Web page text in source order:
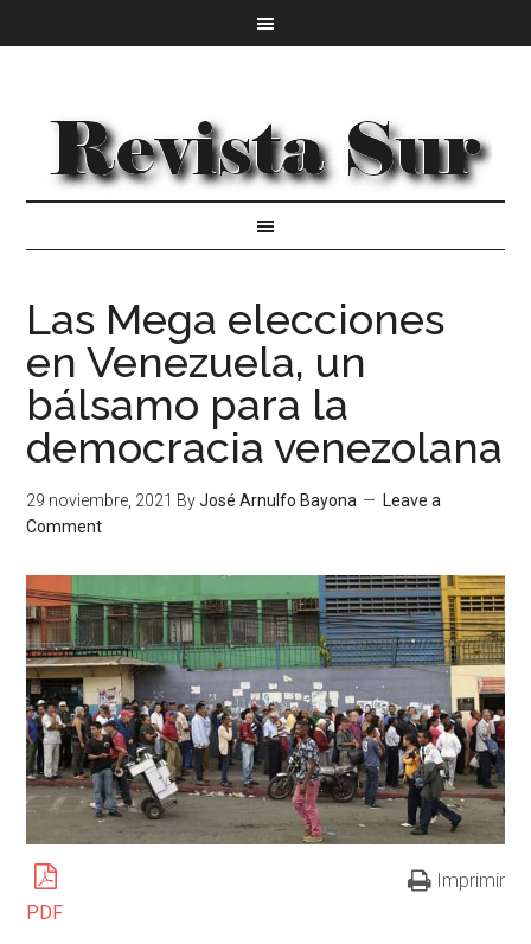
Las Mega elecciones
en Venezuela, un
bálsamo para la
democracia venezolana
29 noviembre, 2021 ByJosé Arnulfo Bayona
Leave a
Comment
PDF
Imprimir